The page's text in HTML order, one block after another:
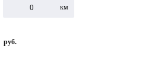
км
руб.